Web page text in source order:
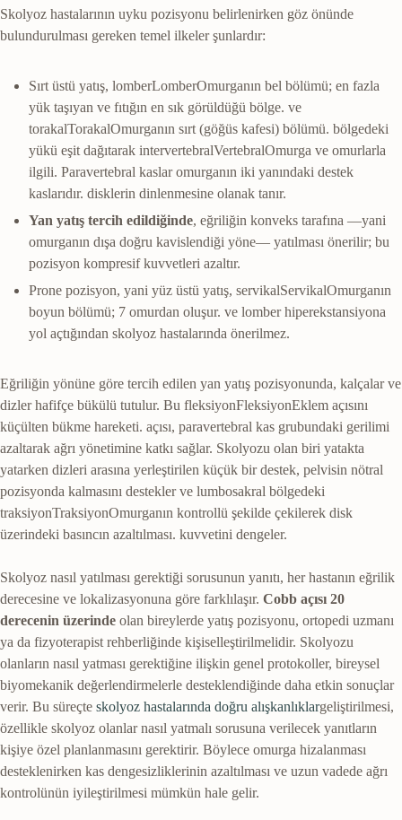
Skolyoz hastalarının uyku pozisyonu belirlenirken göz önünde
bulundurulması gereken temel ilkeler şunlardır:
Sırt üstü yatış, lomberLomberOmurganın bel bölümü; en fazla
yük taşıyan ve fıtığın en sık görüldüğü bölge. ve
torakalTorakalOmurganın sırt (göğüs kafesi) bölümü. bölgedeki
yükü eşit dağıtarak intervertebralVertebralOmurga ve omurlarla
ilgili. Paravertebral kaslar omurganın iki yanındaki destek
kaslarıdır. disklerin dinlenmesine olanak tanır.
Yan yatış tercih edildiğinde, eğriliğin konveks tarafına —yani
omurganın dışa doğru kavislendiği yöne— yatılması önerilir; bu
pozisyon kompresif kuvvetleri azaltır.
Prone pozisyon, yani yüz üstü yatış, servikalServikalOmurganın
boyun bölümü; 7 omurdan oluşur. ve lomber hiperekstansiyona
yol açtığından skolyoz hastalarında önerilmez.
Eğriliğin yönüne göre tercih edilen yan yatış pozisyonunda, kalçalar ve
dizler hafifçe bükülü tutulur. Bu fleksiyonFleksiyonEklem açısını
küçülten bükme hareketi. açısı, paravertebral kas grubundaki gerilimi
azaltarak ağrı yönetimine katkı sağlar. Skolyozu olan biri yatakta
yatarken dizleri arasına yerleştirilen küçük bir destek, pelvisin nötral
pozisyonda kalmasını destekler ve lumbosakral bölgedeki
traksiyonTraksiyonOmurganın kontrollü şekilde çekilerek disk
üzerindeki basıncın azaltılması. kuvvetini dengeler.
Skolyoz nasıl yatılması gerektiği sorusunun yanıtı, her hastanın eğrilik
derecesine ve lokalizasyonuna göre farklılaşır. Cobb açısı 20
derecenin üzerinde olan bireylerde yatış pozisyonu, ortopedi uzmanı
ya da fizyoterapist rehberliğinde kişiselleştirilmelidir. Skolyozu
olanların nasıl yatması gerektiğine ilişkin genel protokoller, bireysel
biyomekanik değerlendirmelerle desteklendiğinde daha etkin sonuçlar
verir. Bu süreçte skolyoz hastalarında doğru alışkanlıklargeliştirilmesi,
özellikle skolyoz olanlar nasıl yatmalı sorusuna verilecek yanıtların
kişiye özel planlanmasını gerektirir. Böylece omurga hizalanması
desteklenirken kas dengesizliklerinin azaltılması ve uzun vadede ağrı
kontrolünün iyileştirilmesi mümkün hale gelir.